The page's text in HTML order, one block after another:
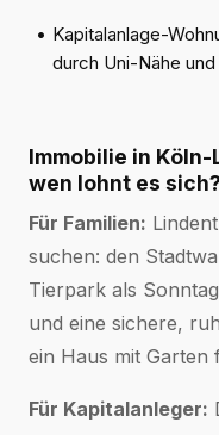
• Kapitalanlage-
durch Uni-Nähe
Immobilie in
wen lohnt es sich?
Für Familien:
suchen: den
Tierpark als
und eine sichere,
ein Haus mit Garten
Für Kapitalanleger: